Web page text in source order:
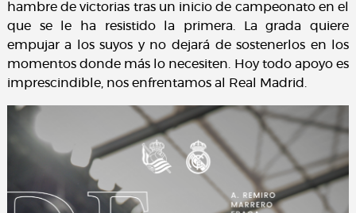
hambre de victorias tras un inicio de campeonato en el
que se le ha resistido la primera. La grada quiere
empujar a los suyos y no dejará de sostenerlos en los
momentos donde más lo necesiten. Hoy todo apoyo es
imprescindible, nos enfrentamos al Real Madrid.